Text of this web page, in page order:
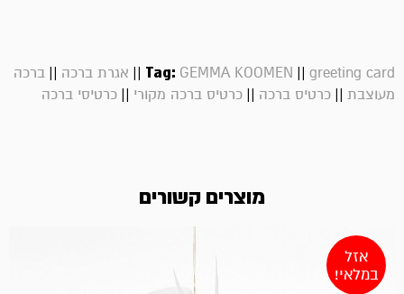
Tag: GEMMA KOOMEN || greeting card
|| אגרת ברכה || ברכה
מעוצבת || כרטיס ברכה || כרטיס ברכה מקורי || כרטיסי ברכה
מוצרים קשורים
אזל
במלאי!